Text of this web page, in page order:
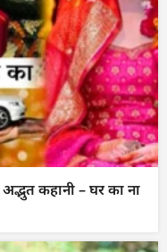
कहानी – घर का ना